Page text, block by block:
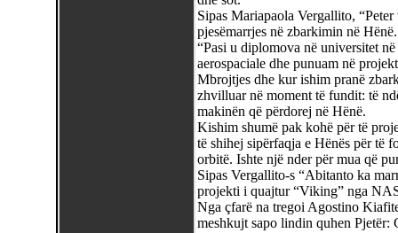
Sipas Mariapaola Vergallito,
pjesëmarrjes në zbarkimin në Hënë.
“Pasi u diplomova në universitet
aerospaciale dhe punuam në
Mbrojtjes dhe kur ishim pranë
zhvilluar në moment të fundit: të
makinën që përdorej në Hënë.
Kishim shumë pak kohë për të
të shihej sipërfaqja e Hënës për të
orbitë. Ishte një nder për mua që
Sipas Vergallito-s “Abitanto ka
projekti i quajtur “Viking” nga
Nga çfarë na tregoi Agostino
meshkujt sapo lindin quhen